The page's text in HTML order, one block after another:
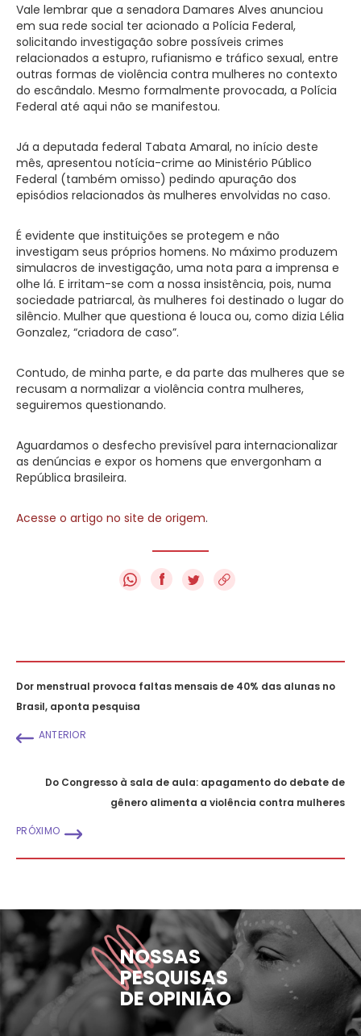
Vale lembrar que a senadora Damares Alves anunciou
em sua rede social ter acionado a Polícia Federal,
solicitando investigação sobre possíveis crimes
relacionados a estupro, rufianismo e tráfico sexual, entre
outras formas de violência contra mulheres no contexto
do escândalo. Mesmo formalmente provocada, a Polícia
Federal até aqui não se manifestou.
Já a deputada federal Tabata Amaral, no início deste
mês, apresentou notícia-crime ao Ministério Público
Federal (também omisso) pedindo apuração dos
episódios relacionados às mulheres envolvidas no caso.
É evidente que instituições se protegem e não
investigam seus próprios homens. No máximo produzem
simulacros de investigação, uma nota para a imprensa e
olhe lá. E irritam-se com a nossa insistência, pois, numa
sociedade patriarcal, às mulheres foi destinado o lugar do
silêncio. Mulher que questiona é louca ou, como dizia Lélia
Gonzalez, “criadora de caso”.
Contudo, de minha parte, e da parte das mulheres que se
recusam a normalizar a violência contra mulheres,
seguiremos questionando.
Aguardamos o desfecho previsível para internacionalizar
as denúncias e expor os homens que envergonham a
República brasileira.
Acesse o artigo no site de origem.
f
Dor menstrual provoca faltas mensais de 40% das alunas no
Brasil, aponta pesquisa
ANTERIOR
Do Congresso à sala de aula: apagamento do debate de
gênero alimenta a violência contra mulheres
PRÓXIMO
NOSSAS
PESQUISAS
DE OPINIÃO